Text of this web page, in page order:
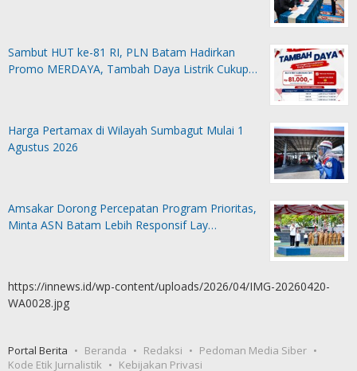
Sambut HUT ke-81 RI, PLN Batam Hadirkan
Promo MERDAYA, Tambah Daya Listrik Cukup…
Harga Pertamax di Wilayah Sumbagut Mulai 1
Agustus 2026
Amsakar Dorong Percepatan Program Prioritas,
Minta ASN Batam Lebih Responsif Lay…
https://innews.id/wp-content/uploads/2026/04/IMG-20260420-
WA0028.jpg
Portal Berita Beranda Redaksi
Pedoman Media Siber
Kode Etik Jurnalistik
Kebijakan Privasi